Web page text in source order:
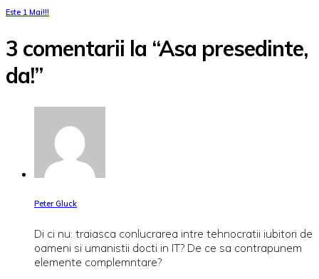
Este 1 Mai!!!
3 comentarii la “Asa presedinte,
da!”
Peter Gluck
Di ci nu: traiasca conlucrarea intre tehnocratii iubitori de
oameni si umanistii docti in IT? De ce sa contrapunem
elemente complemntare?